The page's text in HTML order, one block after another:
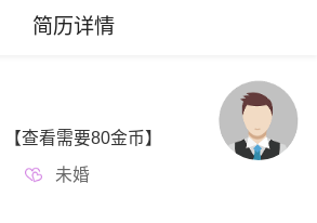
简历详情
【查看需要80金币】
未婚